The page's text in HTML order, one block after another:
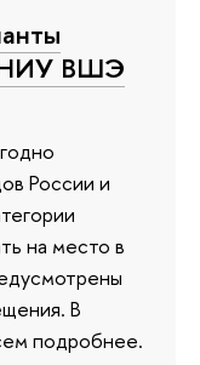
НИУ ВШЭ
России и
на место в
В
подробнее.